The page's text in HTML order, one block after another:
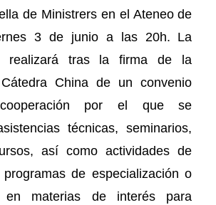
de Ministrers en el Ateneo de
3 de junio a las 20h. La
realizará tras la firma de la
China de un convenio
por el que se
técnicas, seminarios,
así como actividades de
programas de especialización o
en materias de interés para